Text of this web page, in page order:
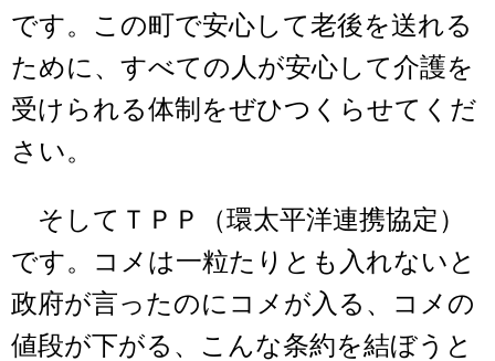
です。この町で安心して老後を送れる
ために、すべての人が安心して介護を
受けられる体制をぜひつくらせてくだ
さい。
そしてＴＰＰ（環太平洋連携協定）
です。コメは一粒たりとも入れないと
政府が言ったのにコメが入る、コメの
値段が下がる、こんな条約を結ぼうと